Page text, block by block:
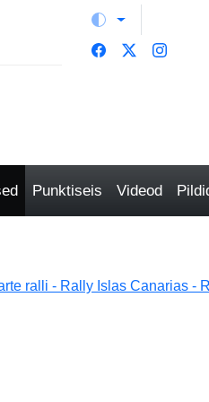
Punktiseis Videod
ralli - Rally Islas Canarias -